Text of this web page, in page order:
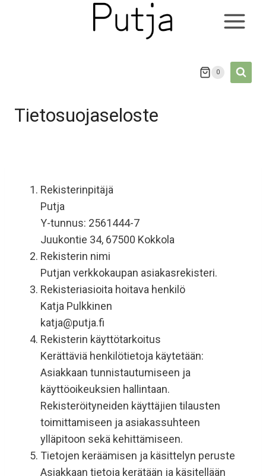
0
Tietosuojaseloste
Rekisterinpitäjä
Putja
Y-tunnus: 2561444-7
Juukontie 34, 67500 Kokkola
Rekisterin nimi
Putjan verkkokaupan asiakasrekisteri.
Rekisteriasioita hoitava henkilö
Katja Pulkkinen
katja@putja.fi
Rekisterin käyttötarkoitus
Kerättäviä henkilötietoja käytetään:
Asiakkaan tunnistautumiseen ja
käyttöoikeuksien hallintaan.
Rekisteröityneiden käyttäjien tilausten
toimittamiseen ja asiakassuhteen
ylläpitoon sekä kehittämiseen.
Tietojen keräämisen ja käsittelyn peruste
Asiakkaan tietoja kerätään ja käsitellään